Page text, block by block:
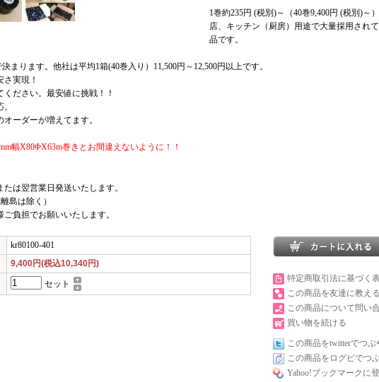
1巻約235円 (税別)～（40巻9,400円 (税別)～
店、キッチン（厨房）用途で大量採用され
品です。
まります。他社は平均1箱(40巻入り）11,500円～12,500円以上です。
さ実現！
ださい。最安値に挑戦！！
ーダーが増えてます。
幅X80ΦX63m巻きとお間違えないように！！
は翌営業日発送いたします。
島は除く）
負担でお願いいたします。
kr80100-401
9,400円(税込10,340円)
セット
特定商取引法に基づく
この商品を友達に教える
この商品について問い
買い物を続ける
この商品をtwitterでつぶ
この商品をログピでつ
Yahoo!ブックマークに